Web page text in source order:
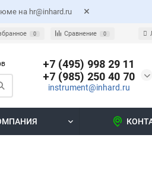
на hr@inhard.ru
0 Сравнение 0
+7 (495) 998 29 11
+7 (985) 250 40 70
instrument@inhard.ru